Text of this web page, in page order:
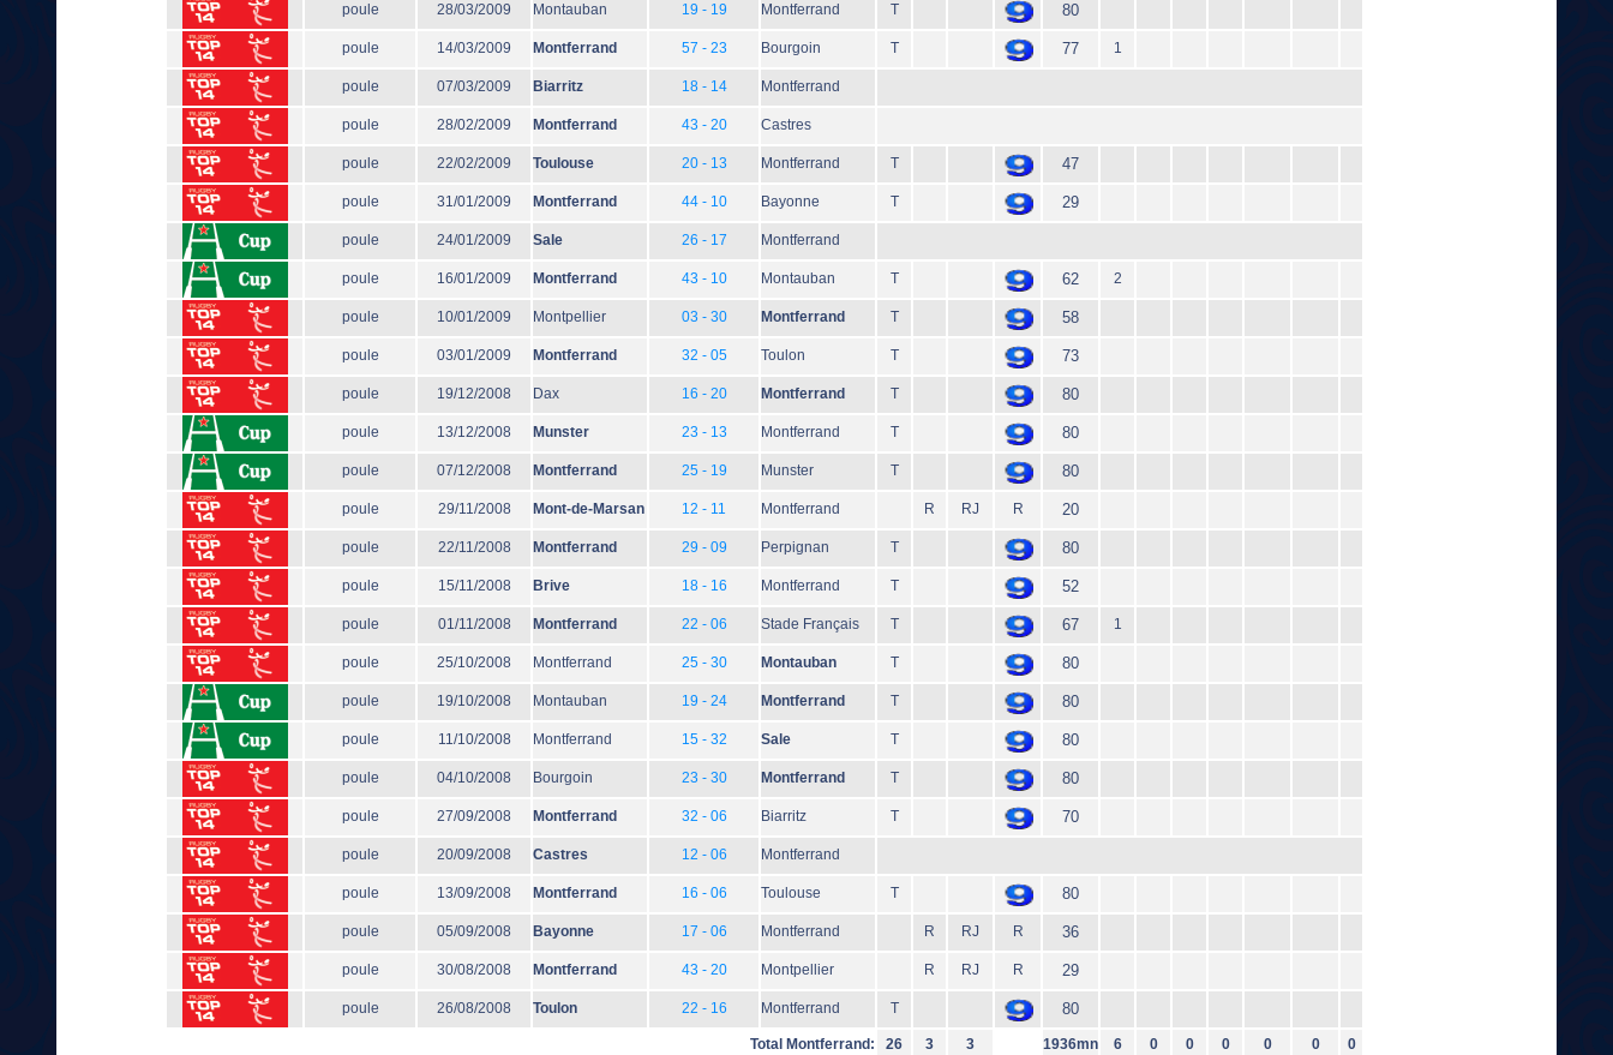
poule 28/03/2009 Montauban 19 - 19 Montferrand T 80
poule 14/03/2009 Montferrand 57 - 23 Bourgoin T 77 1
poule 07/03/2009 Biarritz 18 - 14 Montferrand
poule 28/02/2009 Montferrand 43 - 20 Castres
poule 22/02/2009 Toulouse 20 - 13 Montferrand T 47
poule 31/01/2009 Montferrand 44 - 10 Bayonne T 29
poule 24/01/2009 Sale 26 - 17 Montferrand
poule 16/01/2009 Montferrand 43 - 10 Montauban T 62 2
poule 10/01/2009 Montpellier 03 - 30 Montferrand T 58
poule 03/01/2009 Montferrand 32 - 05 Toulon T 73
poule 19/12/2008 Dax 16 - 20 Montferrand T 80
poule 13/12/2008 Munster 23 - 13 Montferrand T 80
poule 07/12/2008 Montferrand 25 - 19 Munster T 80
poule 29/11/2008 Mont-de-Marsan 12 - 11 Montferrand R RJ R 20
poule 22/11/2008 Montferrand 29 - 09 Perpignan T 80
poule 15/11/2008 Brive 18 - 16 Montferrand T 52
poule 01/11/2008 Montferrand 22 - 06 Stade Français T 67 1
poule 25/10/2008 Montferrand 25 - 30 Montauban T 80
poule 19/10/2008 Montauban 19 - 24 Montferrand T 80
poule 11/10/2008 Montferrand 15 - 32 Sale T 80
poule 04/10/2008 Bourgoin 23 - 30 Montferrand T 80
poule 27/09/2008 Montferrand 32 - 06 Biarritz T 70
poule 20/09/2008 Castres 12 - 06 Montferrand
poule 13/09/2008 Montferrand 16 - 06 Toulouse T 80
poule 05/09/2008 Bayonne 17 - 06 Montferrand R RJ R 36
poule 30/08/2008 Montferrand 43 - 20 Montpellier R RJ R 29
poule 26/08/2008 Toulon 22 - 16 Montferrand T 80
Total Montferrand: 26 3 3 1936mn 6 0 0 0 0 0
0